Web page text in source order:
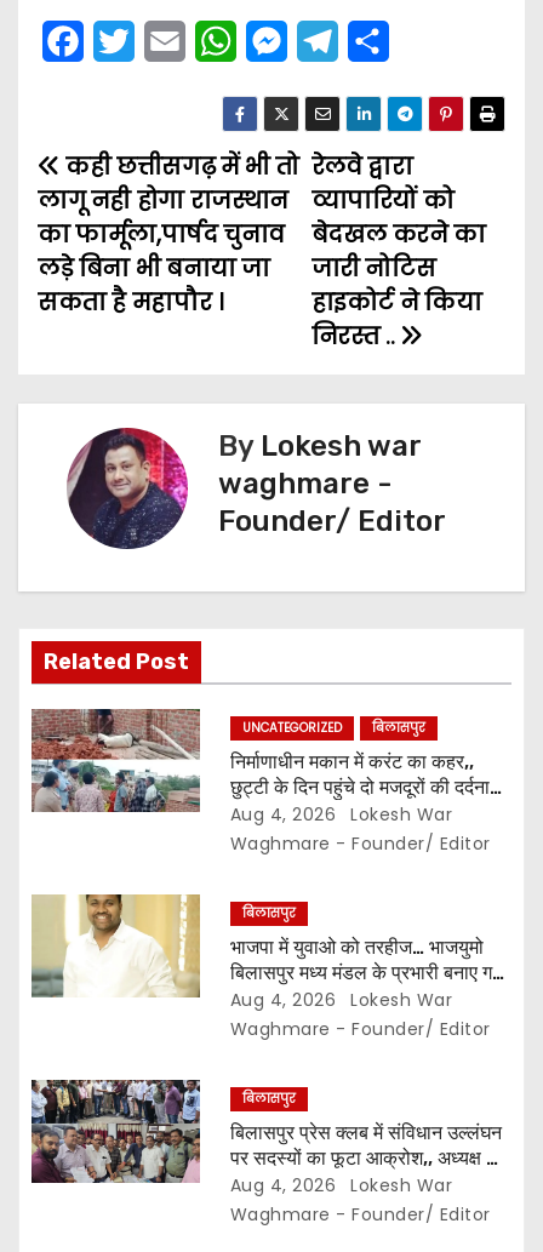
e
b
o
o
t
t
e
r
i
W
a
t
s
A
M
s
s
l
e
g
r
a
m
a
r
e
P
o
s
g
a
t
i
o
रेलवे द्वारा
व्यापारियों को
बेदखल करने का
जारी नोटिस
हाइकोर्ट ने किया
निरस्त ..
कही छत्तीसगढ़ में भी तो
लागू नही होगा राजस्थान
का फार्मूला,पार्षद चुनाव
लड़े बिना भी बनाया जा
सकता है महापौर ।
By Lokesh war
waghmare -
Founder/ Editor
Related Post
UNCATEGORIZED बिलासपुर
निर्माणाधीन मकान में करंट का कहर,,
छुट्टी के दिन पहुंचे दो मजदूरों की दर्दनाक
मौत,, सुरक्षा इंतजामों पर उठे सवाल…
Aug 4, 2026
Lokesh War
Waghmare - Founder/ Editor
बिलासपुर
भाजपा में युवाओ को तरहीज… भाजयुमो
बिलासपुर मध्य मंडल के प्रभारी बनाए गए
महर्षि बाजपेयी…
Aug 4, 2026
Lokesh War
Waghmare - Founder/ Editor
बिलासपुर
बिलासपुर प्रेस क्लब में संविधान उल्लंघन
पर सदस्यों का फूटा आक्रोश,, अध्यक्ष का
प्रभार बदलने का प्रस्ताव रखा गया…
करीब 150 सदस्यों की बैठक में कई अहम
Aug 4, 2026
Lokesh War
Waghmare - Founder/ Editor